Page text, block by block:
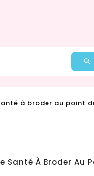
à broder au point de
Santé À Broder Au